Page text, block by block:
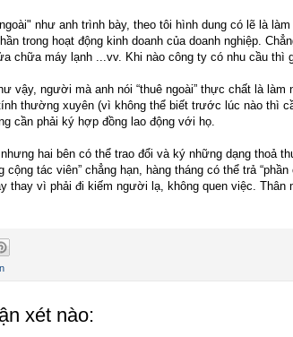
như anh trình bày, theo tôi hình dung có lẽ là
trong hoạt động kinh doanh của doanh nghiệp.
chữa máy lạnh ...vv. Khi nào công ty có nhu cầu thì
vậy, người mà anh nói “thuê ngoài” thực chất là
thường xuyên (vì không thể biết trước lúc nào thì
cần phải ký hợp đồng lao động với họ.
hai bên có thể trao đổi và ký những dạng thoả
tác viên” chẳng hạn, hàng tháng có thể trả
thay vì phải đi kiếm người lạ, không quen việc. Thân
xét nào: